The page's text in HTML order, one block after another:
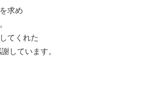
求め
てくれた
しています。